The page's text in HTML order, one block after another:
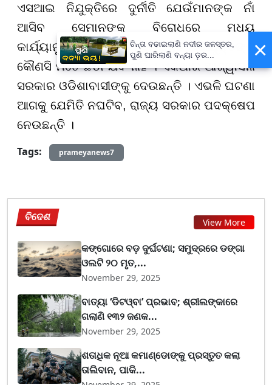
ଏସଆଇ ନିଯୁକ୍ତିରେ ଦୁର୍ନୀତି ଯେଉଁମାନଙ୍କ ନାଁ
ଆସିବ ସେମାନଙ୍କ ବିରୋଧରେ ମଧ୍ୟ
କାର୍ଯ୍ୟାନୁଷ୍ଠାନ ନିଆଯିବ। ସମ୍ପୃକ୍ତ ଅଭିଯୁକ୍ତଙ୍କୁ
କୌଣସି ମତେ ଛଡା ଯିବ ନାହିଁ । ଏକଥାର ଆଶ୍ୱାସନା
ସରକାର ଓଡିଶାବାସୀଙ୍କୁ ଦେଉଛନ୍ତି । ଏଭଳି ଘଟଣା
ଆଗକୁ ଯେମିତି ନଘଟିବ, ରାଜ୍ୟ ସରକାର ପଦକ୍ଷେପ
ନେଉଛନ୍ତି ।
Tags:
prameyanews7
ବିଦେଶ View More
କଙ୍ଗୋରେ ବଡ଼ ଦୁର୍ଘଟଣା; ସମୁଦ୍ରରେ ଡଙ୍ଗା
ଓଲଟି ୨୦ ମୃତ,...
November 29, 2025
ବାତ୍ୟା ‘ଡିଟଓ୍ବା’ ପ୍ରଭାବ; ଶ୍ରୀଲଙ୍କାରେ
ଗଲାଣି ୧୩୨ ଜଣକ...
November 29, 2025
ଶତାଧିକ ନୂଆ କମାଣ୍ଡୋଙ୍କୁ ପ୍ରସ୍ତୁତ କଲା
ତାଲିବାନ, ପାକି...
×
ଚିନ୍ତା ବଢାଇଲାଣି ନଦୀର ଜଳସ୍ତର,
ପୁଣି ଘାରିଲାଣି ବନ୍ୟା ଡ଼ର...